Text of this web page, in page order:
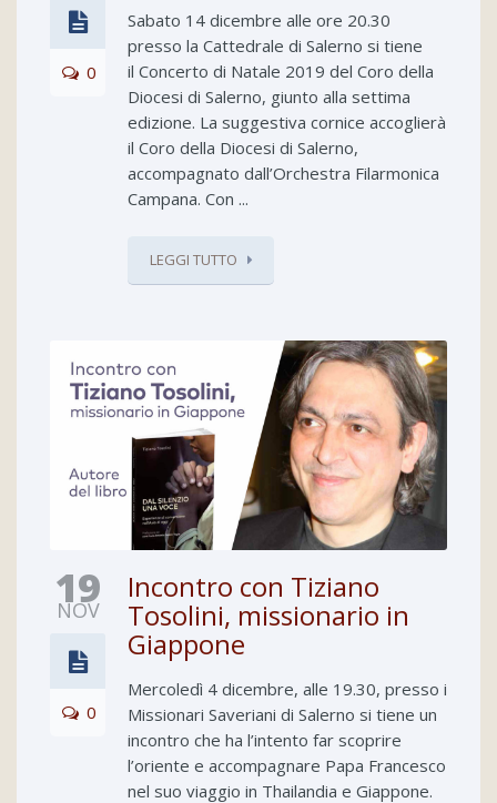
0
Sabato 14 dicembre alle ore 20.30
presso la Cattedrale di Salerno si tiene
il Concerto di Natale 2019 del Coro della
Diocesi di Salerno, giunto alla settima
edizione. La suggestiva cornice accoglierà
il Coro della Diocesi di Salerno,
accompagnato dall’Orchestra Filarmonica
Campana. Con ...
LEGGI TUTTO
19
NOV
0
Incontro con Tiziano
Tosolini, missionario in
Giappone
Mercoledì 4 dicembre, alle 19.30, presso i
Missionari Saveriani di Salerno si tiene un
incontro che ha l’intento far scoprire
l’oriente e accompagnare Papa Francesco
nel suo viaggio in Thailandia e Giappone.